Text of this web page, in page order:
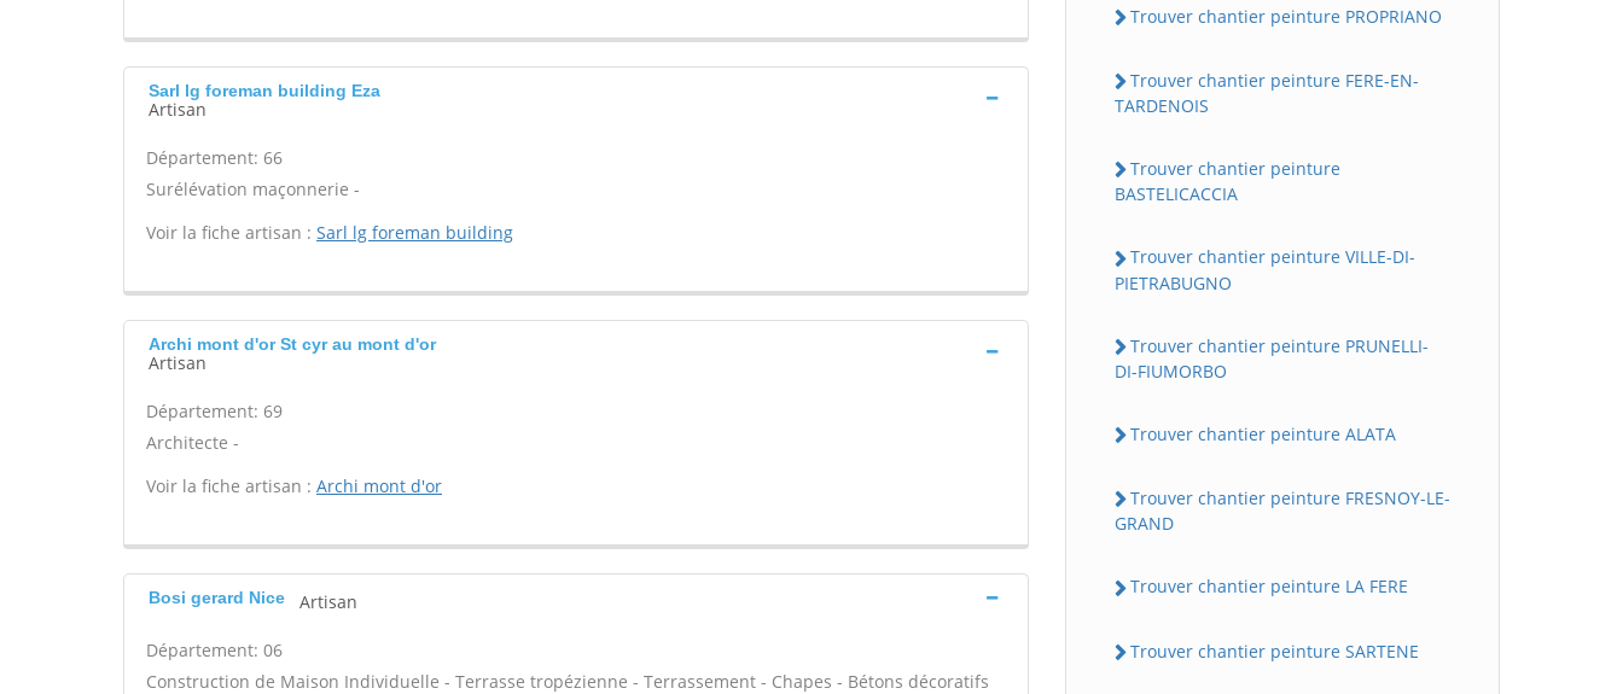
Sarl lg foreman building Eza
Artisan
Département: 66
Surélévation maçonnerie -
Voir la fiche artisan : Sarl lg foreman building
Archi mont d'or St cyr au mont d'or
Artisan
Département: 69
Architecte -
Voir la fiche artisan : Archi mont d'or
Bosi gerard Nice Artisan
Département: 06
Construction de Maison Individuelle - Terrasse tropézienne - Terrassement - Chapes - Bétons décoratifs
Trouver chantier peinture PROPRIANO
Trouver chantier peinture FERE-EN-
TARDENOIS
Trouver chantier peinture
BASTELICACCIA
Trouver chantier peinture VILLE-DI-
PIETRABUGNO
Trouver chantier peinture PRUNELLI-
DI-FIUMORBO
Trouver chantier peinture ALATA
Trouver chantier peinture FRESNOY-LE-
GRAND
Trouver chantier peinture LA FERE
Trouver chantier peinture SARTENE